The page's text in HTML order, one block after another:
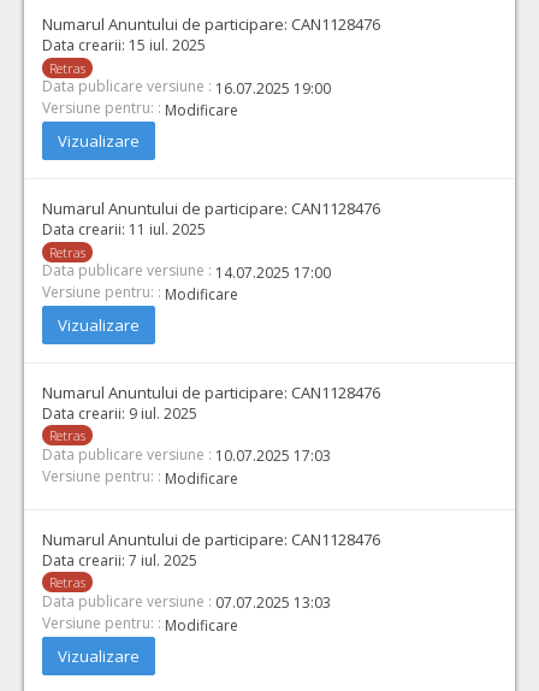
Numarul Anuntului de participare: CAN1128476
Data crearii: 15 iul. 2025
Retras
Data publicare versiune : 16.07.2025 19:00
Versiune pentru: : Modificare
Vizualizare
Numarul Anuntului de participare: CAN1128476
Data crearii: 11 iul. 2025
Retras
Data publicare versiune : 14.07.2025 17:00
Versiune pentru: : Modificare
Vizualizare
Numarul Anuntului de participare: CAN1128476
Data crearii: 9 iul. 2025
Retras
Data publicare versiune : 10.07.2025 17:03
Versiune pentru: : Modificare
Numarul Anuntului de participare: CAN1128476
Data crearii: 7 iul. 2025
Retras
Data publicare versiune : 07.07.2025 13:03
Versiune pentru: : Modificare
Vizualizare